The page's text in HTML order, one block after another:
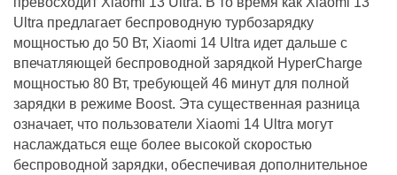
Ultra предлагает беспроводную турбозарядку
мощностью до 50 Вт, Xiaomi 14 Ultra идет дальше с
впечатляющей беспроводной зарядкой HyperCharge
мощностью 80 Вт, требующей 46 минут для полной
зарядки в режиме Boost. Эта существенная разница
означает, что пользователи Xiaomi 14 Ultra могут
наслаждаться еще более высокой скоростью
беспроводной зарядки, обеспечивая дополнительное